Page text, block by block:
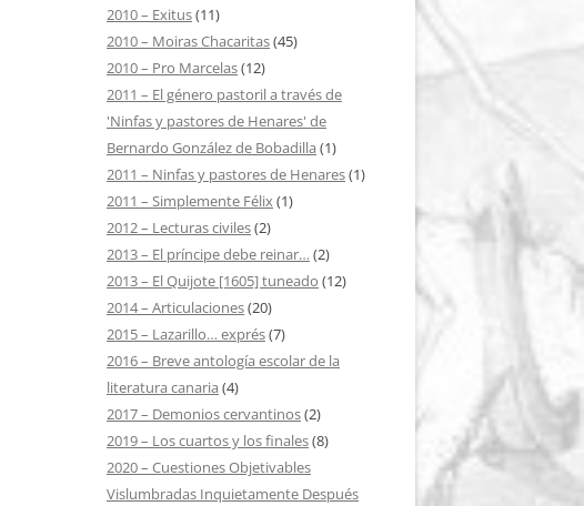
2010 – Exitus(11)
2010 – Moiras Chacaritas(45)
2010 – Pro Marcelas(12)
2011 – El género pastoril a través de
'Ninfas y pastores de Henares' de
Bernardo González de Bobadilla (1)
2011 – Ninfas y pastores de Henares(1)
2011 – Simplemente Félix(1)
2012 – Lecturas civiles(2)
2013 – El príncipe debe reinar… (2)
2013 – El Quijote [1605] tuneado (12)
2014 – Articulaciones(20)
2015 – Lazarillo… exprés(7)
2016 – Breve antología escolar de la
literatura canaria (4)
2017 – Demonios cervantinos(2)
2019 – Los cuartos y los finales(8)
2020 – Cuestiones Objetivables
Vislumbradas Inquietamente Después